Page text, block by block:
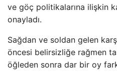
ve göç politikalarına ilişkin
onayladı.
Sağdan ve soldan gelen
öncesi belirsizliğe rağmen
öğleden sonra dar bir oy